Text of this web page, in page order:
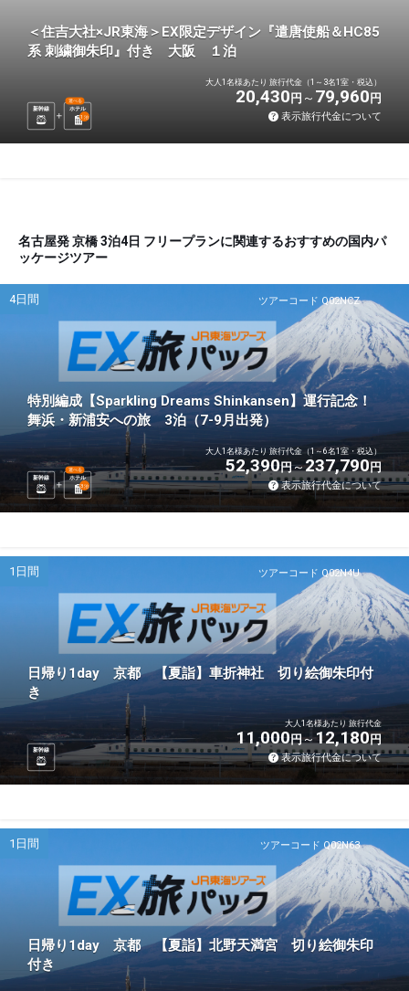
＜住吉大社×JR東海＞EX限定デザイン『遣唐使船＆HC85
系 刺繍御朱印』付き 大阪 １泊
新幹線 ホテル
選べる
1 泊
大人1名様あたり 旅行代金（1～3名1室・税込）
20,430 円 79,960 円
表示旅行代金について
名古屋発 京橋 3泊4日 フリープランに関連するおすすめの国内パ
ッケージツアー
ツアーコード Q02NCZ
4日間
特別編成【Sparkling Dreams Shinkansen】運行記念！
舞浜・新浦安への旅 3泊（7-9月出発）
新幹線 ホテル
選べる
3泊
大人1名様あたり 旅行代金（1～6名1室・税込）
52,390円 237,790円
表示旅行代金について
ツアーコード Q02N4U
1日間
日帰り1day 京都 【夏詣】車折神社 切り絵御朱印付
き
新幹線
大人1名様あたり 旅行代金
11,000円 12,180円
表示旅行代金について
ツアーコード Q02N63
1日間
日帰り1day 京都 【夏詣】北野天満宮 切り絵御朱印
付き